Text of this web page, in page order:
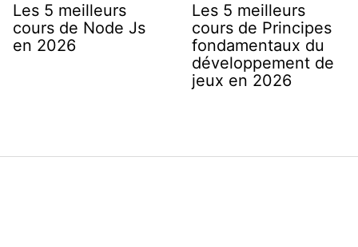
Les 5 meilleurs
cours de Node Js
en 2026
Les 5 meilleurs
cours de Principes
fondamentaux du
développement de
jeux en 2026